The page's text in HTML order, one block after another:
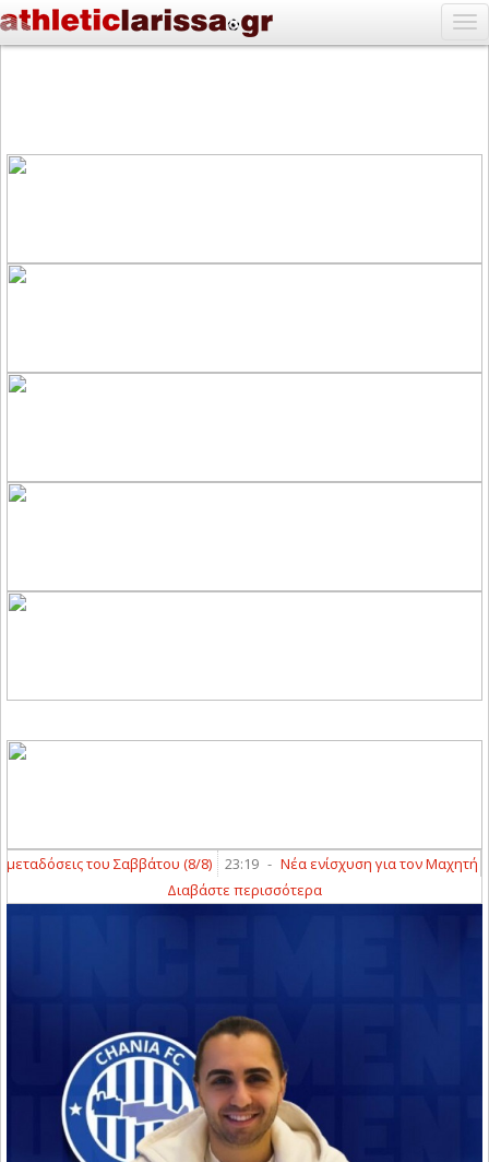
του Σαββάτου (8/8) 23:19 - Νέα ενίσχυση για τον Μαχητή
Διαβάστε περισσότερα